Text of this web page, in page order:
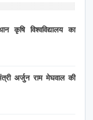
कृषि विश्वविद्यालय का
अर्जुन राम मेघवाल की